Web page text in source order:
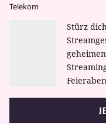
Telekom
Stürz